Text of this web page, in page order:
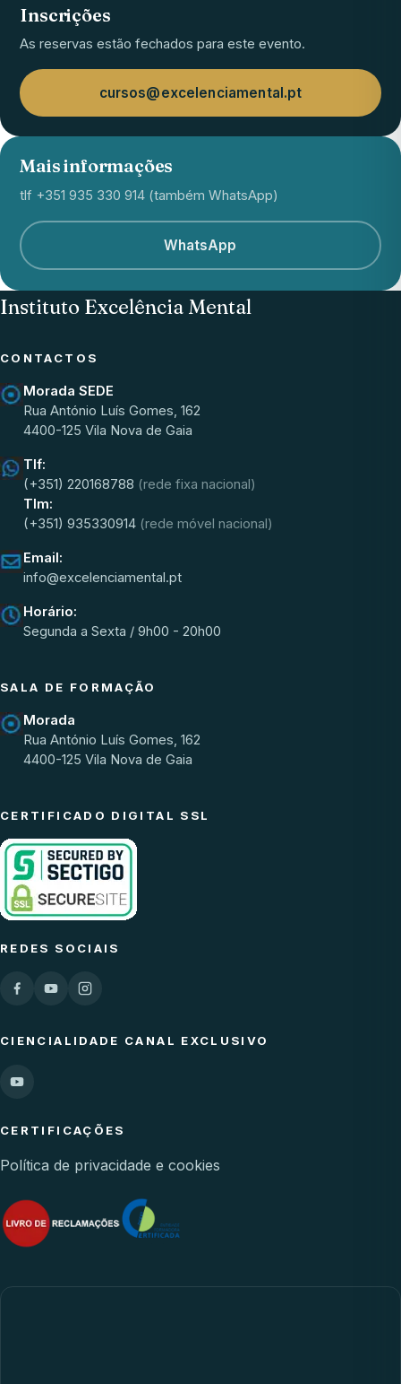
Inscrições
As reservas estão fechados para este evento.
cursos@excelenciamental.pt
Mais informações
tlf +351 935 330 914 (também WhatsApp)
WhatsApp
Instituto Excelência Mental
CONTACTOS
Morada SEDE
Rua António Luís Gomes, 162
4400-125 Vila Nova de Gaia
Tlf:
(+351) 220168788 (rede fixa nacional)
Tlm:
(+351) 935330914 (rede móvel nacional)
Email:
info@excelenciamental.pt
Horário:
Segunda a Sexta / 9h00 - 20h00
SALA DE FORMAÇÃO
Morada
Rua António Luís Gomes, 162
4400-125 Vila Nova de Gaia
CERTIFICADO DIGITAL SSL
REDES SOCIAIS
CIENCIALIDADE CANAL EXCLUSIVO
CERTIFICAÇÕES
Política de privacidade e cookies